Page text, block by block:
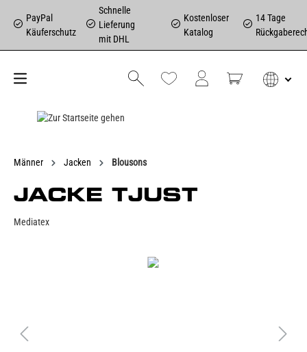
PayPal
Käuferschutz
Schnelle
Lieferung
mit DHL
Kostenloser
Katalog
14 Tage
Männer Jacken Blousons
JACKE TJUST
Mediatex